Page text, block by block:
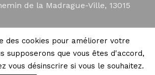
de la Madrague-Ville, 13015
des cookies pour améliorer votre
supposerons que vous êtes d'accord,
vous désinscrire si vous le souhaitez.